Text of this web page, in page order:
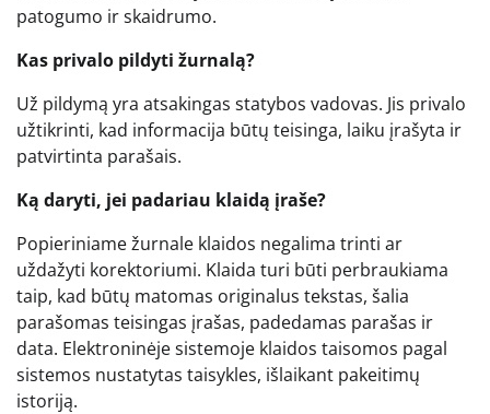
patogumo ir skaidrumo.
Kas privalo pildyti žurnalą?
Už pildymą yra atsakingas statybos vadovas. Jis privalo
užtikrinti, kad informacija būtų teisinga, laiku įrašyta ir
patvirtinta parašais.
Ką daryti, jei padariau klaidą įraše?
Popieriniame žurnale klaidos negalima trinti ar
uždažyti korektoriumi. Klaida turi būti perbraukiama
taip, kad būtų matomas originalus tekstas, šalia
parašomas teisingas įrašas, padedamas parašas ir
data. Elektroninėje sistemoje klaidos taisomos pagal
sistemos nustatytas taisykles, išlaikant pakeitimų
istoriją.